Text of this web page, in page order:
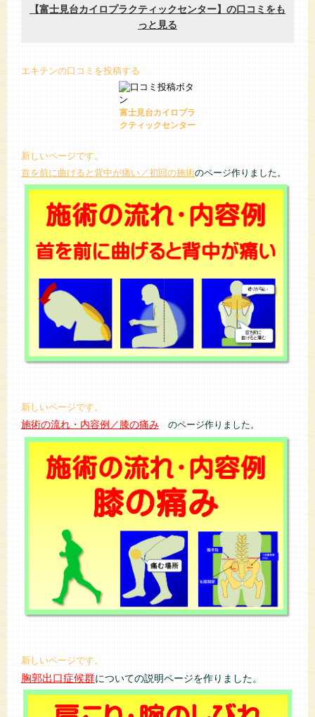
エキテンの口コミを投稿する
富士見台カイロプラ
クティックセンター
新しいページです。
首を前に曲げると背中が痛い／初回の施術のページ作りました。
新しいページです。
施術の流れ・内容例／膝の痛み のページ作りました。
新しいページです。
胸郭出口症候群についての説明ページを作りました。